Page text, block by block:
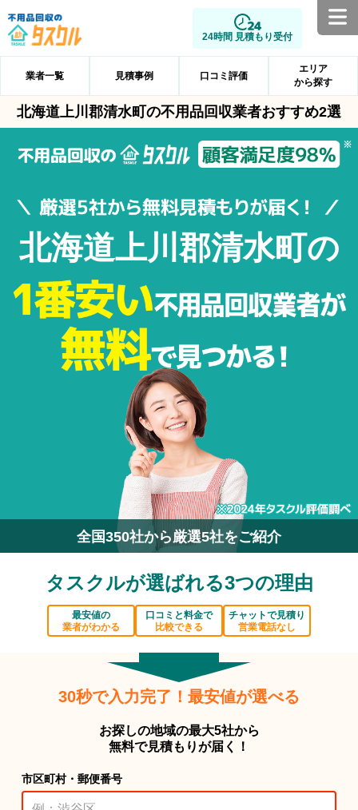
24時間 見積もり受付
業者一覧 見積事例 口コミ評価
エリア
から探す
北海道上川郡清水町の不用品回収業者おすすめ2選
北海道上川郡清水町の
全国350社から厳選5社をご紹介
タスクルが選ばれる3つの理由
最安値の
業者がわかる
口コミと料金で
比較できる
チャットで見積り
営業電話なし
30秒で入力完了！最安値が選べる
お探しの地域の最大5社から
無料で見積もりが届く！
市区町村・郵便番号